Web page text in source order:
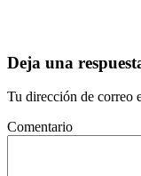
Deja una
Tu dirección de correo
Comentario